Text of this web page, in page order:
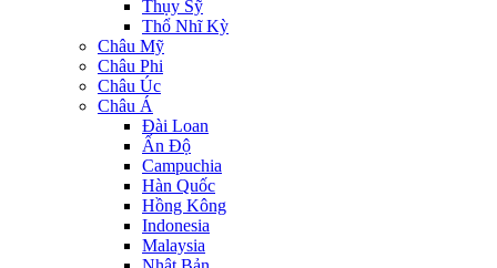
Thụy Sỹ
Thổ Nhĩ Kỳ
Châu Mỹ
Châu Phi
Châu Úc
Châu Á
Đài Loan
Ấn Độ
Campuchia
Hàn Quốc
Hồng Kông
Indonesia
Malaysia